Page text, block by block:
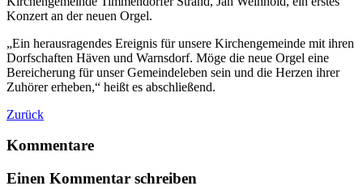
Konzert an der neuen Orgel.
„Ein herausragendes Ereignis für unsere Kirchengemeinde mit ihren
Dorfschaften Häven und Warnsdorf. Möge die neue Orgel eine
Bereicherung für unser Gemeindeleben sein und die Herzen ihrer
Zuhörer erheben,“ heißt es abschließend.
Zurück
Kommentare
Einen Kommentar schreiben